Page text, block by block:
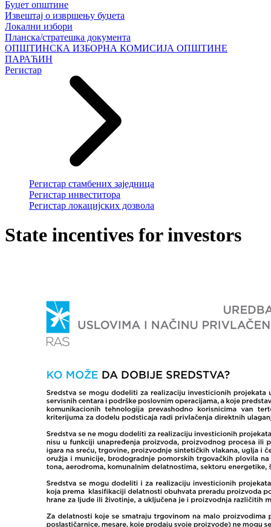
Буџет општине
Извештај о извршењу буџета
Локални избори
Планска/стратешка документа
ОПШТИНСКА ИЗБОРНА КОМИСИЈА ОПШТИНЕ
ПАРАЋИН
Регистар
Регистар стамбених заједница
Регистар инвеститора
Регистар локацијских дозвола
State incentives for investors